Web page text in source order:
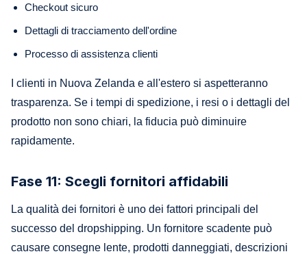
Checkout sicuro
Dettagli di tracciamento dell'ordine
Processo di assistenza clienti
I clienti in Nuova Zelanda e all'estero si aspetteranno
trasparenza. Se i tempi di spedizione, i resi o i dettagli del
prodotto non sono chiari, la fiducia può diminuire
rapidamente.
Fase 11: Scegli fornitori affidabili
La qualità dei fornitori è uno dei fattori principali del
successo del dropshipping. Un fornitore scadente può
causare consegne lente, prodotti danneggiati, descrizioni